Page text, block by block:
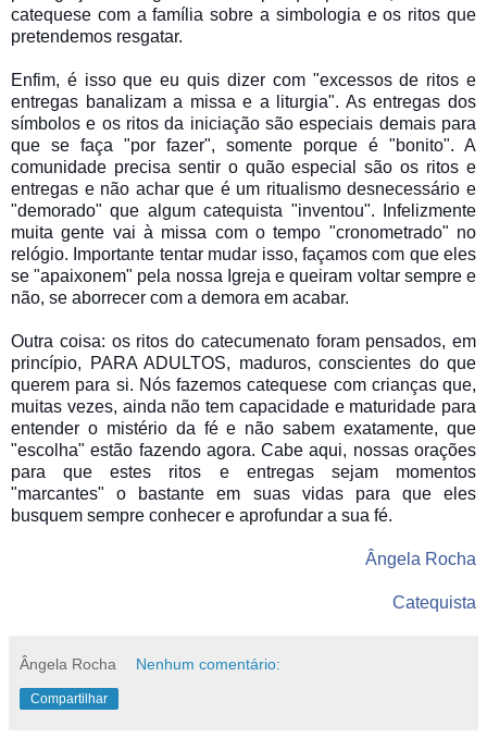
catequese com a família sobre a simbologia e os ritos que
pretendemos resgatar.
Enfim, é isso que eu quis dizer com "excessos de ritos e
entregas banalizam a missa e a liturgia". As entregas dos
símbolos e os ritos da iniciação são especiais demais para
que se faça "por fazer", somente porque é "bonito". A
comunidade precisa sentir o quão especial são os ritos e
entregas e não achar que é um ritualismo desnecessário e
"demorado" que algum catequista "inventou". Infelizmente
muita gente vai à missa com o tempo "cronometrado" no
relógio. Importante tentar mudar isso, façamos com que eles
se "apaixonem" pela nossa Igreja e queiram voltar sempre e
não, se aborrecer com a demora em acabar.
Outra coisa: os ritos do catecumenato foram pensados, em
princípio, PARA ADULTOS, maduros, conscientes do que
querem para si. Nós fazemos catequese com crianças que,
muitas vezes, ainda não tem capacidade e maturidade para
entender o mistério da fé e não sabem exatamente, que
"escolha" estão fazendo agora. Cabe aqui, nossas orações
para que estes ritos e entregas sejam momentos
"marcantes" o bastante em suas vidas para que eles
busquem sempre conhecer e aprofundar a sua fé.
Ângela Rocha
Catequista
Ângela Rocha Nenhum comentário:
Compartilhar